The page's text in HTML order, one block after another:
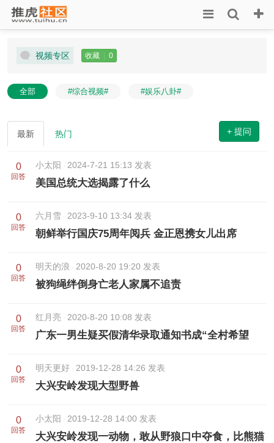
视频专区 收藏 0
全部 #综合视频# #娱乐八卦#
最新 热门 + 提问
0
回答
小太阳 2024-7-21 15:13 发表
美国总统大选揭露了什么
0
回答
六月雪 2023-9-10 13:34 发表
朝鲜举行国庆75周年阅兵 金正恩携女儿出席
0
回答
明天的浪 2020-8-20 19:20 发表
被狗绳绊倒身亡老人家属不追责
0
回答
红月亮 2020-8-20 10:08 发表
广东一男生疑买假清华录取通知书成“全村希望
0
回答
明天更好 2019-12-28 14:26 发表
大兴安岭发现大型野兽
0
回答
小太阳 2019-12-28 14:00 发表
大兴安岭发现一动物，敢从野狼口中夺食，比熊猫